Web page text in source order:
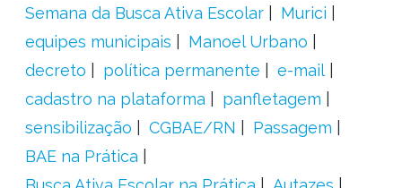
Semana da Busca Ativa Escolar
Murici
equipes municipais
Manoel Urbano
decreto
política permanente
e-mail
cadastro na plataforma
panfletagem
sensibilização
CGBAE/RN
Passagem
BAE na Prática